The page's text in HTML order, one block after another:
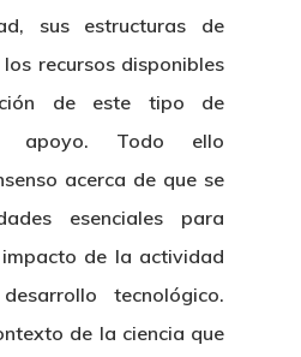
sus estructuras de
recursos disponibles
de este tipo de
apoyo. Todo ello
acerca de que se
esenciales para
de la actividad
tecnológico.
de la ciencia que